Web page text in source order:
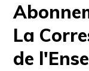
La
de